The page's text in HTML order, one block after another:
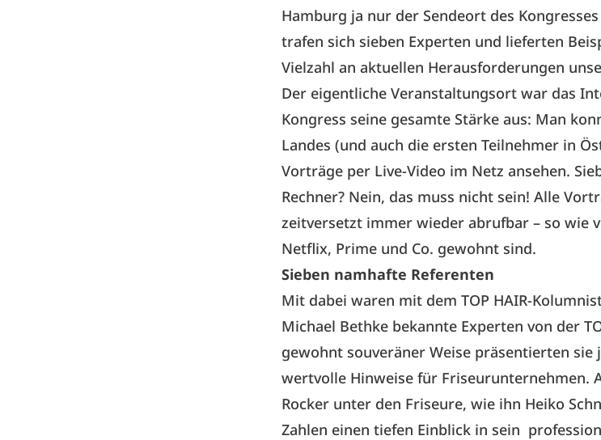
Hamburg ja nur der Sendeort des
trafen sich sieben Experten und lieferten
Vielzahl an aktuellen Herausforderungen
Der eigentliche Veranstaltungsort war das
Kongress seine gesamte Stärke aus: Man
Landes (und auch die ersten Teilnehmer in
Vorträge per Live-Video im Netz ansehen.
Rechner? Nein, das muss nicht sein! Alle
zeitversetzt immer wieder abrufbar – so wie
Netflix, Prime und Co. gewohnt sind.
Sieben namhafte Referenten
Mit dabei waren mit dem TOP HAIR-
Michael Bethke bekannte Experten von der
gewohnt souveräner Weise präsentierten sie
wertvolle Hinweise für Friseurunternehmen.
Rocker unter den Friseure, wie ihn Heiko
Zahlen einen tiefen Einblick in sein